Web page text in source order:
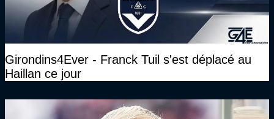
Girondins4Ever - Franck Tuil s'est déplacé au
Haillan ce jour